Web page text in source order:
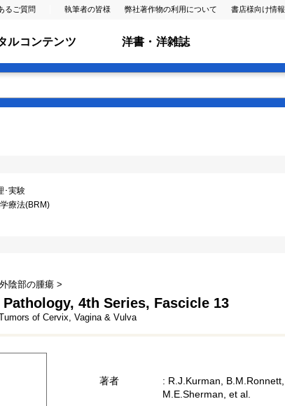
るご質問 執筆者の皆様 弊社著作物の利用について 書店様向け情報
ルコンテンツ 洋書・洋雑誌
･実験
療法(BRM)
陰部の腫瘍 >
4th Series, Fascicle 13
of Cervix, Vagina & Vulva
著者
: R.J.Kurman, B.M.Ronnett,
M.E.Sherman, et al.